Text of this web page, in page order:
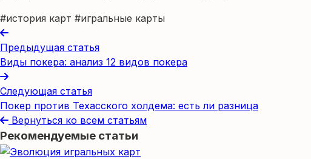
#история карт #игральные карты
Предыдущая статья
Виды покера: анализ 12 видов покера
Следующая статья
Покер против Техасского холдема: есть ли разница
Вернуться ко всем статьям
Рекомендуемые статьи